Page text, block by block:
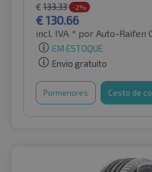
€ 133.33 -2%
€130.66
incl. IVA * por Auto-Raifen
EM ESTOQUE
Envio gratuito
Pormenores Cesto de